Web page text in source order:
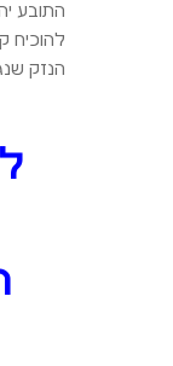
התובע
להוכיח
הנזק